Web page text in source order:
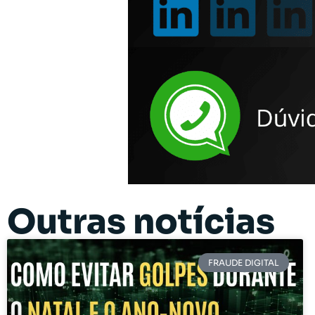
Outras notícias
FRAUDE DIGITAL